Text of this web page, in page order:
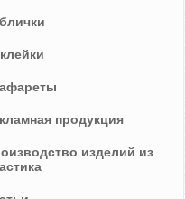
продукция
изделий из